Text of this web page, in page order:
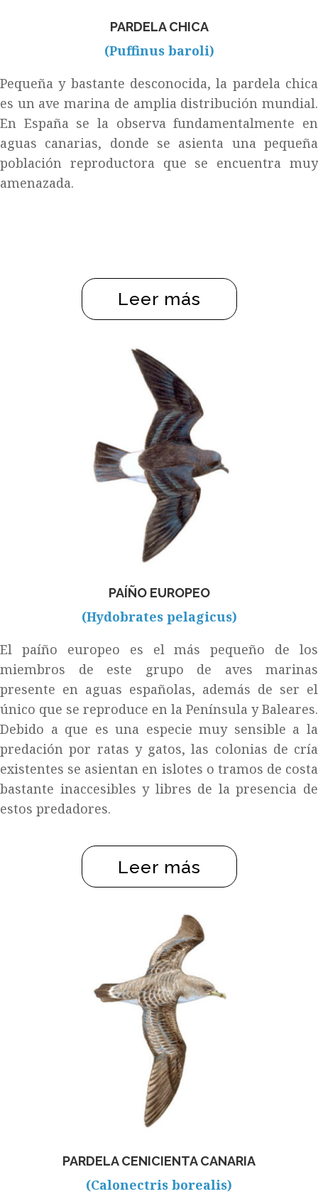
PARDELA CHICA
(Puffinus baroli)
Pequeña y bastante desconocida, la pardela chica
es un ave marina de amplia distribución mundial.
En España se la observa fundamentalmente en
aguas canarias, donde se asienta una pequeña
población reproductora que se encuentra muy
amenazada.
Leer más
PAÍÑO EUROPEO
(Hydobrates pelagicus)
El paíño europeo es el más pequeño de los
miembros de este grupo de aves marinas
presente en aguas españolas, además de ser el
único que se reproduce en la Península y Baleares.
Debido a que es una especie muy sensible a la
predación por ratas y gatos, las colonias de cría
existentes se asientan en islotes o tramos de costa
bastante inaccesibles y libres de la presencia de
estos predadores.
Leer más
PARDELA CENICIENTA CANARIA
(Calonectris borealis)